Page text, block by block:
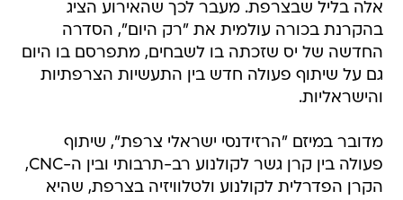
אלה בליל שבצרפת. מעבר לכך שהאירוע הציג
בהקרנת בכורה עולמית את "רק היום", הסדרה
החדשה של יס שזכתה בו לשבחים, מתפרסם בו היום
גם על שיתוף פעולה חדש בין התעשיות הצרפתיות
והישראליות.
מדובר במיזם "הרזידנסי ישראלי צרפת", שיתוף
פעולה בין קרן גשר לקולנוע רב-תרבותי ובין ה-CNC,
הקרן הפדרלית לקולנוע ולטלוויזיה בצרפת, שהיא